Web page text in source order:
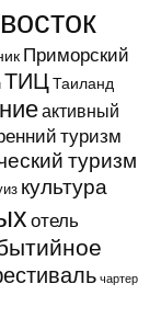
Приморский
ТИЦТаиланд
активный
туризм
туризм
культура
отель
чартер